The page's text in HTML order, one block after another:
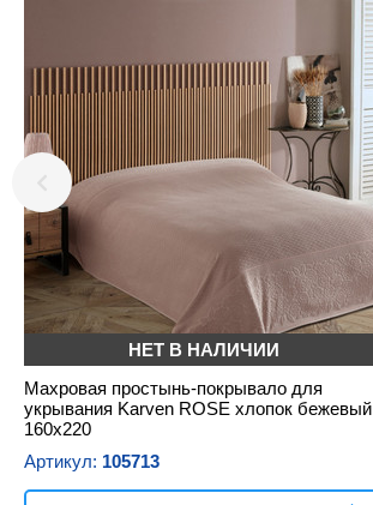
НЕТ В НАЛИЧИИ
Махровая простынь-покрывало для
укрывания Karven ROSE хлопок бежевый
160х220
Артикул: 105713